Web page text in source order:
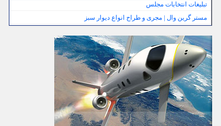
تبلیغات انتخابات مجلس
مستر گرین وال | مجری و طراح انواع دیوار سبز